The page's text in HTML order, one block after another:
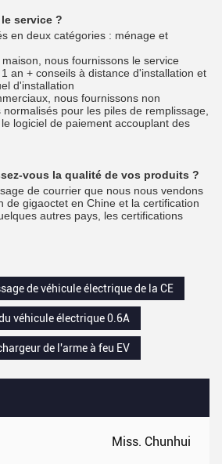
Miss. Chunhui
service ?
en deux catégories : ménage et
nous fournissons le service
an + conseils à distance d'installation et
d'installation
nous fournissons non
pour les piles de remplissage,
logiciel de paiement accouplant des
vous la qualité de vos produits ?
de courrier que nous nous vendons
de gigaoctet en Chine et la certification
autres pays, les certifications
de véhicule électrique de la CE
véhicule électrique 0.6A
de l'arme à feu EV